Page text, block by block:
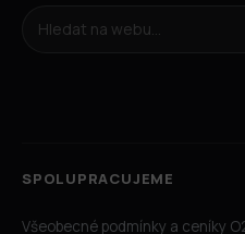
Hledat na webu
SPOLUPRACUJEME
Všeobecné podmínky a ceníky